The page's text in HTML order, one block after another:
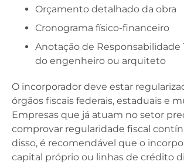
Orçamento detalhado da obra
Cronograma físico-financeiro
Anotação de Responsabilidade
do engenheiro ou arquiteto
O incorporador deve estar
órgãos fiscais federais, estaduais e
Empresas que já atuam no setor
comprovar regularidade fiscal
disso, é recomendável que o
capital próprio ou linhas de crédito